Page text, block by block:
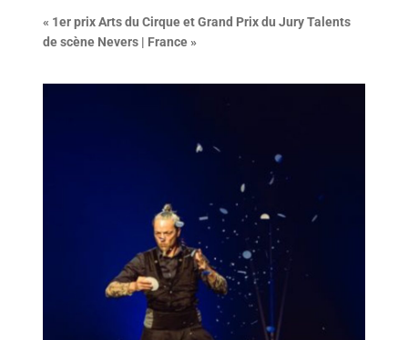
« 1er prix Arts du Cirque et Grand Prix du Jury Talents
de scène Nevers | France »